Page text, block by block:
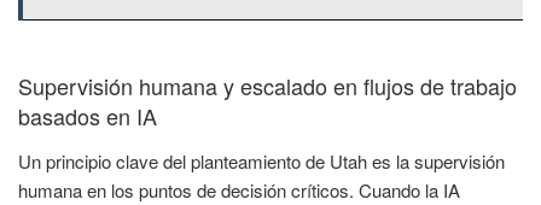
Supervisión humana y escalado en flujos de trabajo
basados en IA
Un principio clave del planteamiento de Utah es la supervisión
humana en los puntos de decisión críticos. Cuando la IA